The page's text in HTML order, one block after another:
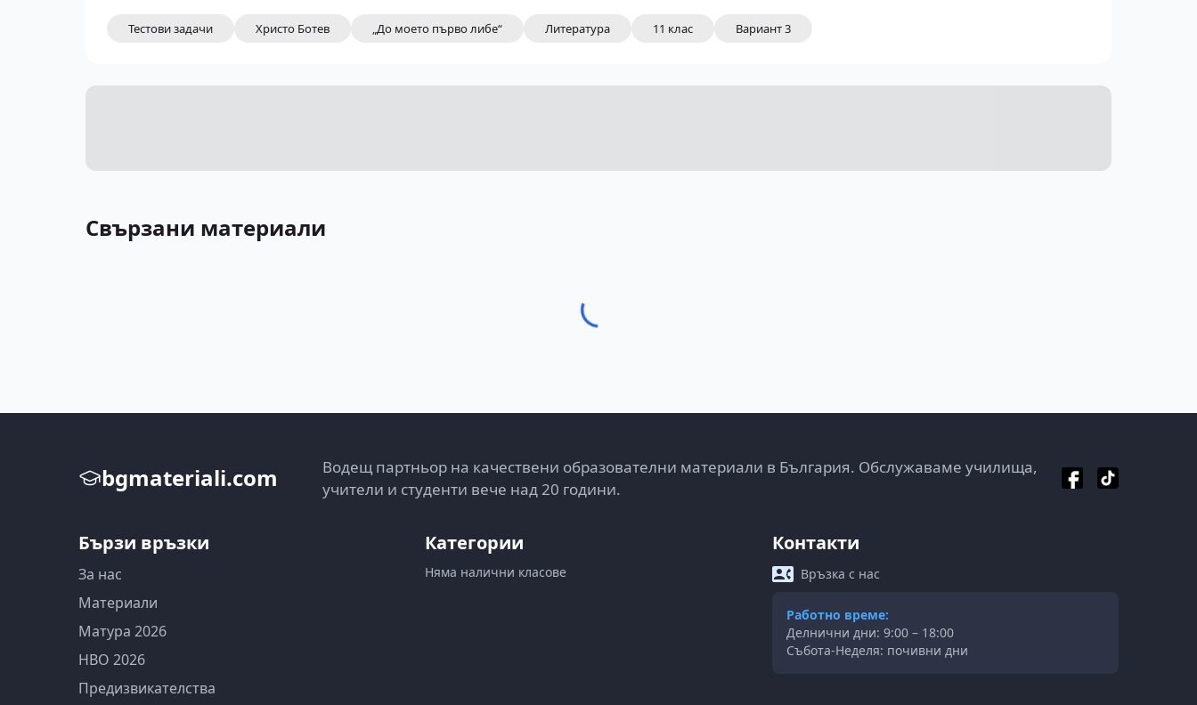
Тестови задачи Христо Ботев „До моето първо либе“ Литература 11 клас Вариант 3
Свързани материали
bgmateriali.com
Водещ партньор на качествени образователни материали в България. Обслужаваме училища,
учители и студенти вече над 20 години.
Бързи връзки
За нас
Материали
Матура 2026
НВО 2026
Предизвикателства
Категории
Няма налични класове
Контакти
Връзка с нас
Работно време:
Делнични дни: 9:00 – 18:00
Събота-Неделя: почивни дни